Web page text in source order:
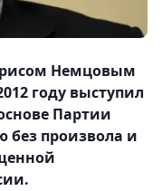
Немцовым
году выступил
Партии
без произвола и